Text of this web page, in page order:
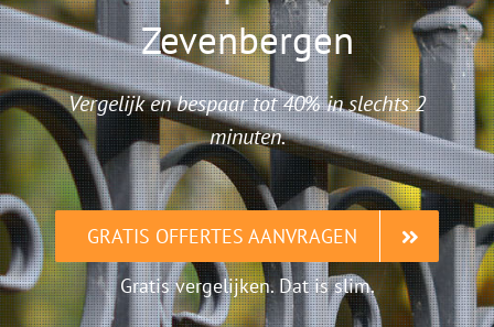
Zevenbergen
Vergelijk en bespaar tot 40% in slechts 2
minuten.
GRATIS OFFERTES AANVRAGEN
Gratis vergelijken. Dat is slim.